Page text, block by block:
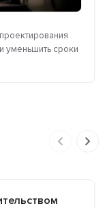
уменьшить сроки